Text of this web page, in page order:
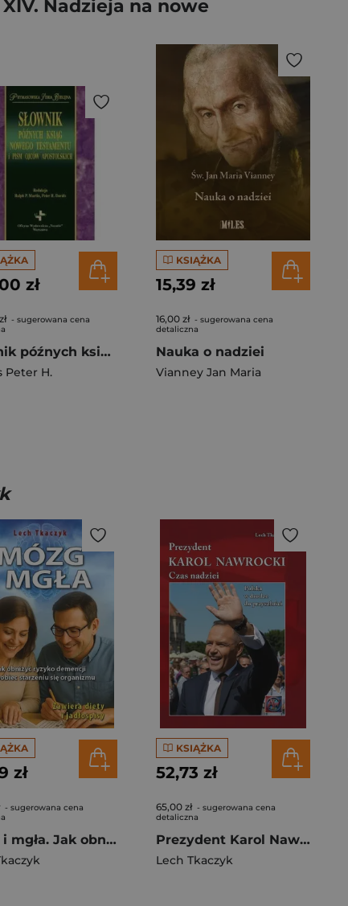
Nadzieja na nowe
zł
- sugerowana cena
Słownik późnych ksiąg NT i pism apostolskich
Peter H.
KSIĄŻKA
15,39 zł
16,00 zł - sugerowana cena
detaliczna
Nauka o nadziei
Vianney Jan Maria
zł
- sugerowana cena
Mózg i mgła. Jak obniżyć ryzyko demencji...
KSIĄŻKA
52,73 zł
65,00 zł - sugerowana cena
detaliczna
Prezydent Karol Nawrocki Czas Nadziei Polska w Drodze do Przyszłości
Lech Tkaczyk